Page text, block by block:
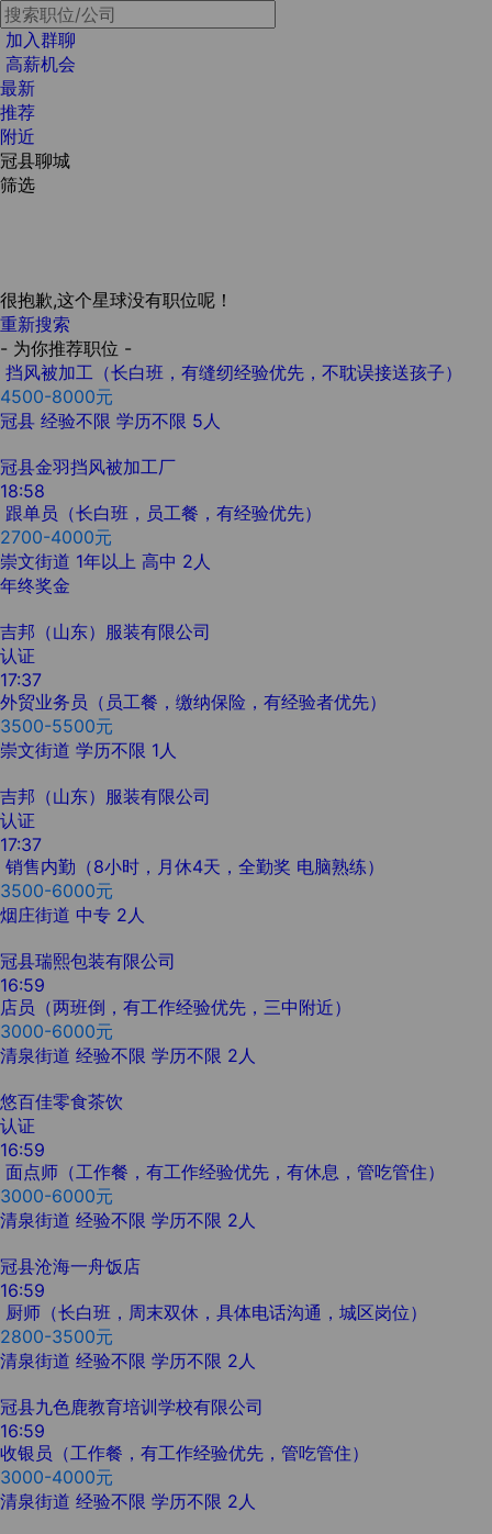
加入群聊
高薪机会
最新
推荐
附近
冠县聊城
筛选
很抱歉,这个星球没有职位呢！
重新搜索
- 为你推荐职位 -
挡风被加工（长白班，有缝纫经验优先，不耽误接送孩子）
4500-8000元
冠县 经验不限 学历不限 5人
冠县金羽挡风被加工厂
18:58
跟单员（长白班，员工餐，有经验优先）
2700-4000元
崇文街道 1年以上 高中 2人
年终奖金
吉邦（山东）服装有限公司
认证
17:37
外贸业务员（员工餐，缴纳保险，有经验者优先）
3500-5500元
崇文街道 学历不限 1人
吉邦（山东）服装有限公司
认证
17:37
销售内勤（8小时，月休4天，全勤奖 电脑熟练）
3500-6000元
烟庄街道 中专 2人
冠县瑞熙包装有限公司
16:59
店员（两班倒，有工作经验优先，三中附近）
3000-6000元
清泉街道 经验不限 学历不限 2人
悠百佳零食茶饮
认证
16:59
面点师（工作餐，有工作经验优先，有休息，管吃管住）
3000-6000元
清泉街道 经验不限 学历不限 2人
冠县沧海一舟饭店
16:59
厨师（长白班，周末双休，具体电话沟通，城区岗位）
2800-3500元
清泉街道 经验不限 学历不限 2人
冠县九色鹿教育培训学校有限公司
16:59
收银员（工作餐，有工作经验优先，管吃管住）
3000-4000元
清泉街道 经验不限 学历不限 2人